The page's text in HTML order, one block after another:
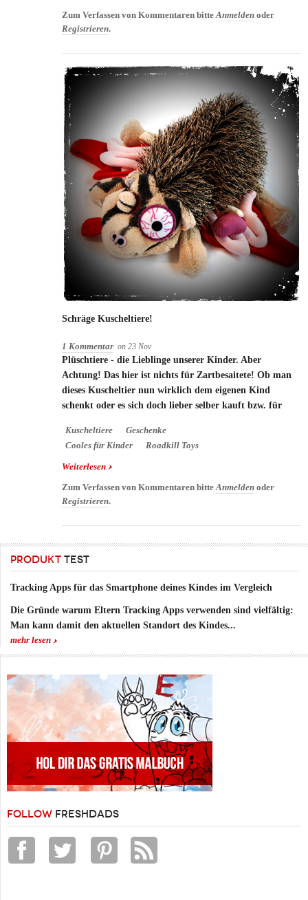
Zum Verfassen von Kommentaren bitte Anmelden oder
Registrieren.
Schräge Kuscheltiere!
1 Kommentar on 23 Nov
Plüschtiere - die Lieblinge unserer Kinder. Aber
Achtung! Das hier ist nichts für Zartbesaitete! Ob man
dieses Kuscheltier nun wirklich dem eigenen Kind
schenkt oder es sich doch lieber selber kauft bzw. für
Kuscheltiere
Geschenke
Cooles für Kinder
Roadkill Toys
Weiterlesen über Schräge Kuscheltiere!
Zum Verfassen von Kommentaren bitte Anmelden oder
Registrieren.
PRODUKT TEST
Tracking Apps für das Smartphone deines Kindes im Vergleich
Die Gründe warum Eltern Tracking Apps verwenden sind vielfältig:
Man kann damit den aktuellen Standort des Kindes...
mehr lesen
FOLLOW FRESHDADS